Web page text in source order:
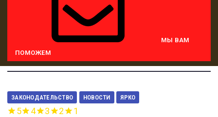
МЫ ВАМ
ПОМОЖЕМ
ЗАКОНОДАТЕЛЬСТВО НОВОСТИ ЯРКО
5 4 3 2 1